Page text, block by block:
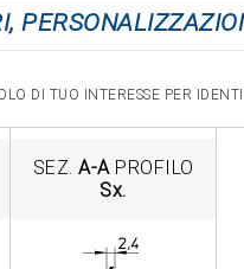
DI TUO INTERESSE PER
SEZ. A-APROFILO
Sx.